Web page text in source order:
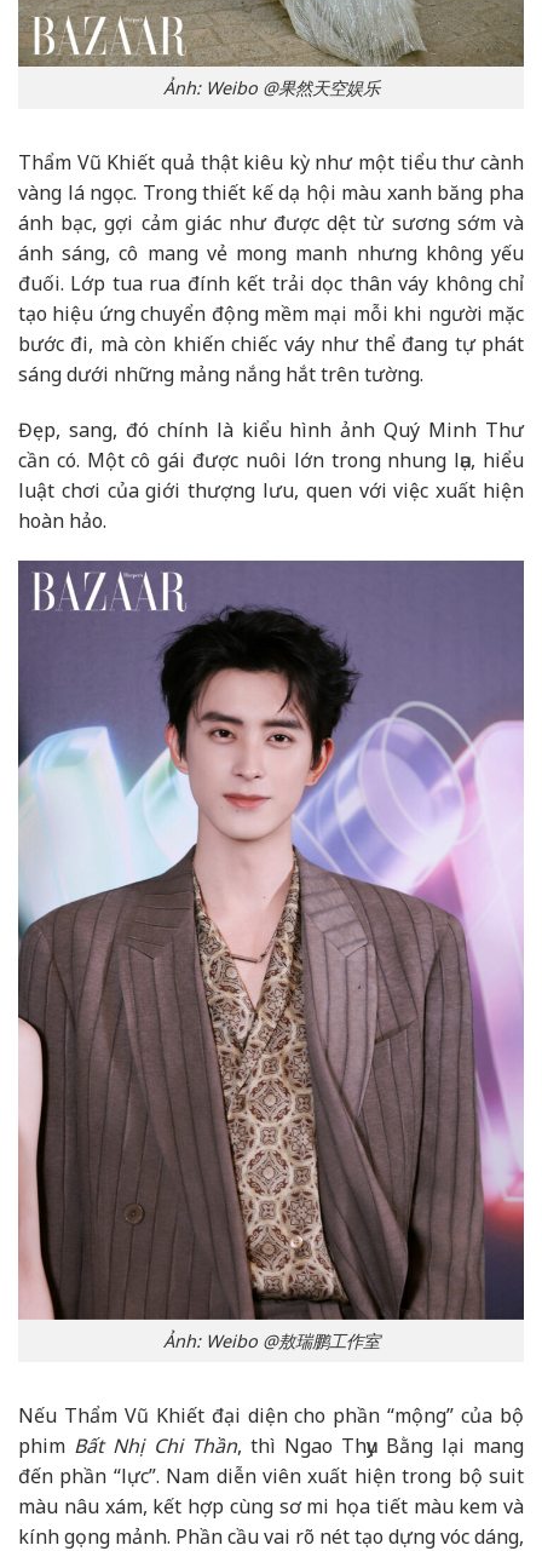
Ảnh: Weibo @果然天空娱乐
Thẩm Vũ Khiết quả thật kiêu kỳ như một tiểu thư cành
vàng lá ngọc. Trong thiết kế dạ hội màu xanh băng pha
ánh bạc, gợi cảm giác như được dệt từ sương sớm và
ánh sáng, cô mang vẻ mong manh nhưng không yếu
đuối. Lớp tua rua đính kết trải dọc thân váy không chỉ
tạo hiệu ứng chuyển động mềm mại mỗi khi người mặc
bước đi, mà còn khiến chiếc váy như thể đang tự phát
sáng dưới những mảng nắng hắt trên tường.
Đẹp, sang, đó chính là kiểu hình ảnh Quý Minh Thư
cần có. Một cô gái được nuôi lớn trong nhung lụa, hiểu
luật chơi của giới thượng lưu, quen với việc xuất hiện
hoàn hảo.
Ảnh: Weibo @敖瑞鹏工作室
Nếu Thẩm Vũ Khiết đại diện cho phần “mộng” của bộ
phim Bất Nhị Chi Thần, thì Ngao Thụy Bằng lại mang
đến phần “lực”. Nam diễn viên xuất hiện trong bộ suit
màu nâu xám, kết hợp cùng sơ mi họa tiết màu kem và
kính gọng mảnh. Phần cầu vai rõ nét tạo dựng vóc dáng,